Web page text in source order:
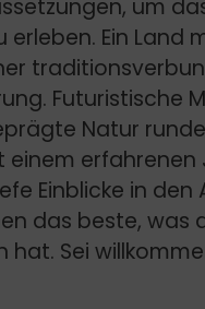
um
Ein Land
Futuristische
Natur
einem
Einblicke in den
das beste, was
Sei